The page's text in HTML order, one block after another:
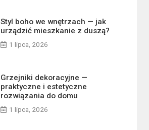
Styl boho we wnętrzach — jak
urządzić mieszkanie z duszą?
1 lipca, 2026
Grzejniki dekoracyjne —
praktyczne i estetyczne
rozwiązania do domu
1 lipca, 2026